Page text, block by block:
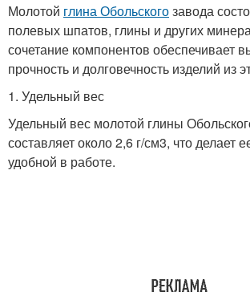
Молотой глина Обольскогозавода
полевых шпатов, глины и других
сочетание компонентов обеспечивает
прочность и долговечность изделий из
1. Удельный вес
Удельный вес молотой глины
составляет около 2,6 г/см3, что делает
удобной в работе.